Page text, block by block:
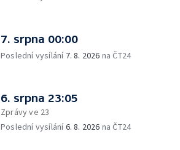
7. srpna 00:00
Poslední vysílání 7. 8. 2026 na ČT24
6. srpna 23:05
Zprávy ve 23
Poslední vysílání6. 8. 2026 na ČT24